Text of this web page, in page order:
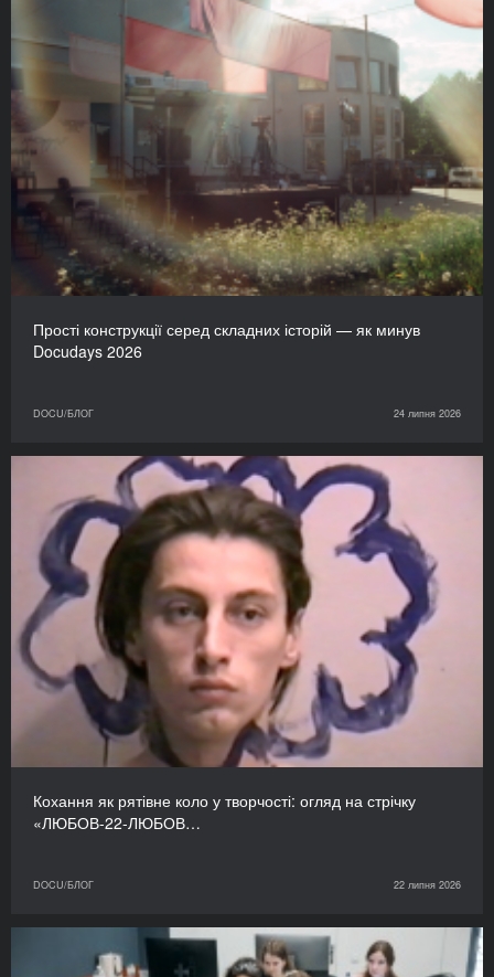
Прості конструкції серед складних історій — як минув
Docudays 2026
DOCU/БЛОГ 24 липня 2026
Кохання як рятівне коло у творчості: огляд на стрічку
«ЛЮБОВ-22-ЛЮБОВ…
DOCU/БЛОГ 22 липня 2026